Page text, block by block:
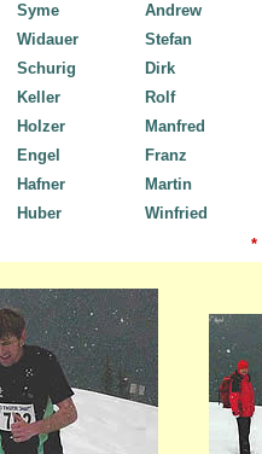
Syme
Andrew
Widauer
Stefan
Schurig
Dirk
Keller
Rolf
Holzer
Manfred
Engel
Franz
Hafner
Martin
Huber
Winfried
*